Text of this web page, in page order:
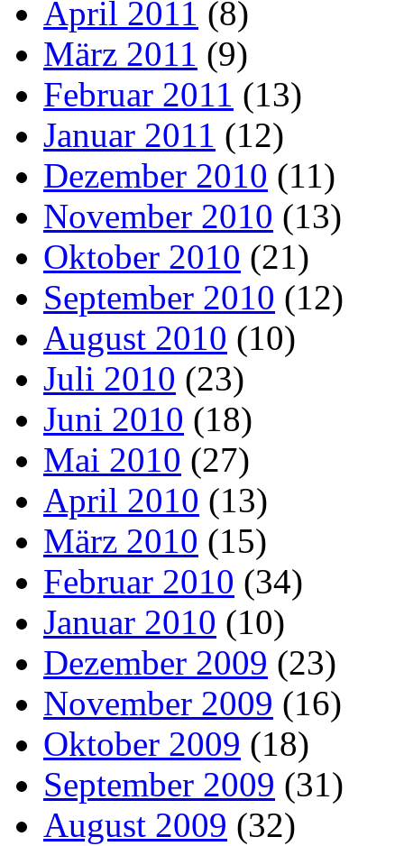
April 2011 (8)
März 2011 (9)
Februar 2011 (13)
Januar 2011 (12)
Dezember 2010 (11)
November 2010 (13)
Oktober 2010 (21)
September 2010 (12)
August 2010 (10)
Juli 2010 (23)
Juni 2010 (18)
Mai 2010 (27)
April 2010 (13)
März 2010 (15)
Februar 2010 (34)
Januar 2010 (10)
Dezember 2009 (23)
November 2009 (16)
Oktober 2009 (18)
September 2009 (31)
August 2009 (32)